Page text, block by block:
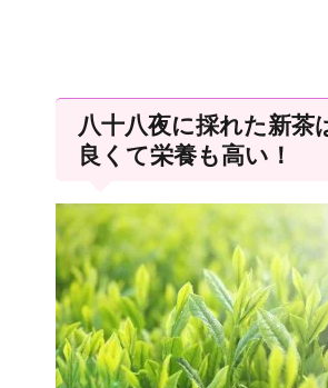
八十八夜に採れた新茶
良くて栄養も高い！